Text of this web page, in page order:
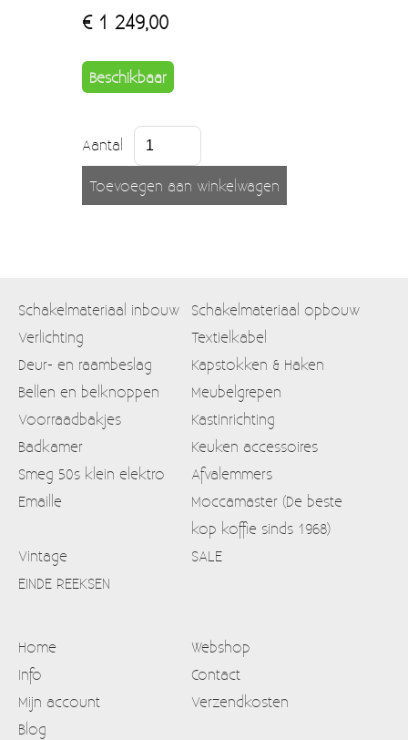
€ 1 249,00
Beschikbaar
Aantal
Schakelmateriaal inbouw
Schakelmateriaal opbouw
Verlichting
Textielkabel
Deur- en raambeslag
Kapstokken & Haken
Bellen en belknoppen
Meubelgrepen
Voorraadbakjes
Kastinrichting
Badkamer
Keuken accessoires
Smeg 50s klein elektro
Afvalemmers
Emaille
Moccamaster (De beste
kop koffie sinds 1968)
Vintage
SALE
EINDE REEKSEN
Home
Webshop
Info
Contact
Mijn account
Verzendkosten
Blog